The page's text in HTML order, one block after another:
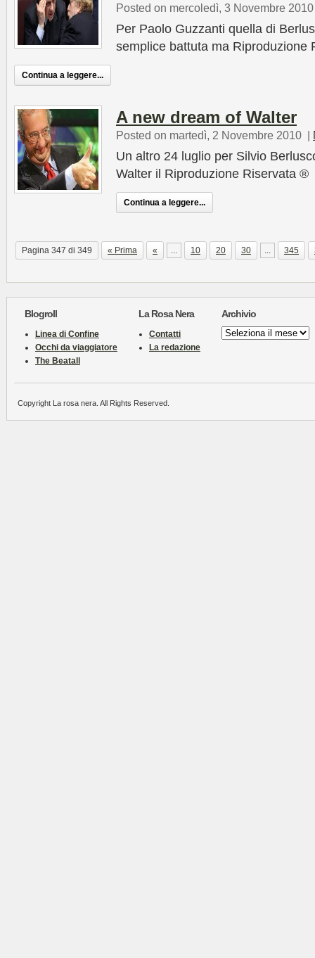
Posted on mercoledì, 3 Novembre 2010
Per Paolo Guzzanti quella di
semplice battuta ma Riproduzione
Continua a leggere...
A new dream of Walter
Posted on martedì, 2 Novembre 2010 |
Un altro 24 luglio per Silvio
Walter il Riproduzione Riservata ®
Continua a leggere...
Pagina 347 di 349 « Prima « ... 10 20 30 ... 345
Blogroll
Linea di Confine
Occhi da viaggiatore
The Beatall
La Rosa Nera
Contatti
La redazione
Archivio
Archivio
Copyright La rosa nera. All Rights Reserved.